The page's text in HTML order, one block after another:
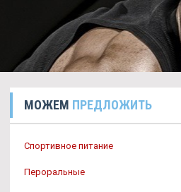
МОЖЕМ ПРЕДЛОЖИТЬ
Спортивное питание
Пероральные